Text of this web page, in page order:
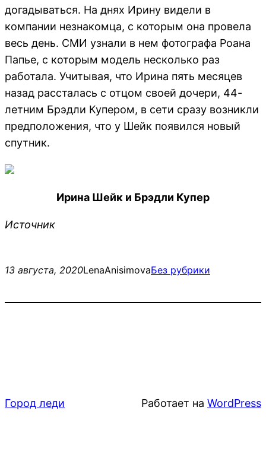
догадываться. На днях Ирину видели в
компании незнакомца, с которым она провела
весь день. СМИ узнали в нем фотографа Роана
Папье, с которым модель несколько раз
работала. Учитывая, что Ирина пять месяцев
назад рассталась с отцом своей дочери, 44-
летним Брэдли Купером, в сети сразу возникли
предположения, что у Шейк появился новый
спутник.
Ирина Шейк и Брэдли Купер
Источник
13 августа, 2020LenaAnisimovaБез рубрики
Город леди Работает на WordPress